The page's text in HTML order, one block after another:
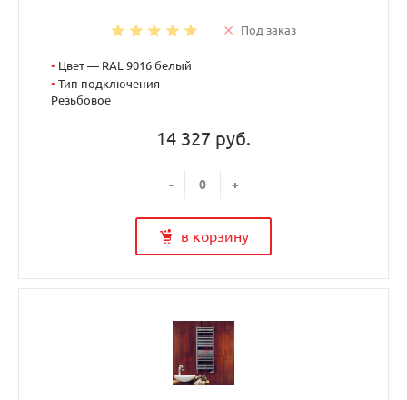
Под заказ
• Цвет — RAL 9016 белый
• Тип подключения —
Резьбовое
14 327 руб.
- +
в корзину